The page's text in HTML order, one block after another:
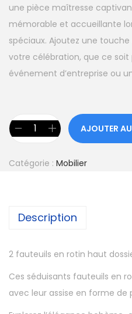
une pièce maîtresse
mémorable et accueillante
spéciaux. Ajoutez une
votre célébration, que ce soit
événement d’entreprise ou
AJOUTER
Catégorie : Mobilier
Description
2 fauteuils en rotin haut
Ces séduisants fauteuils en
avec leur assise en forme de